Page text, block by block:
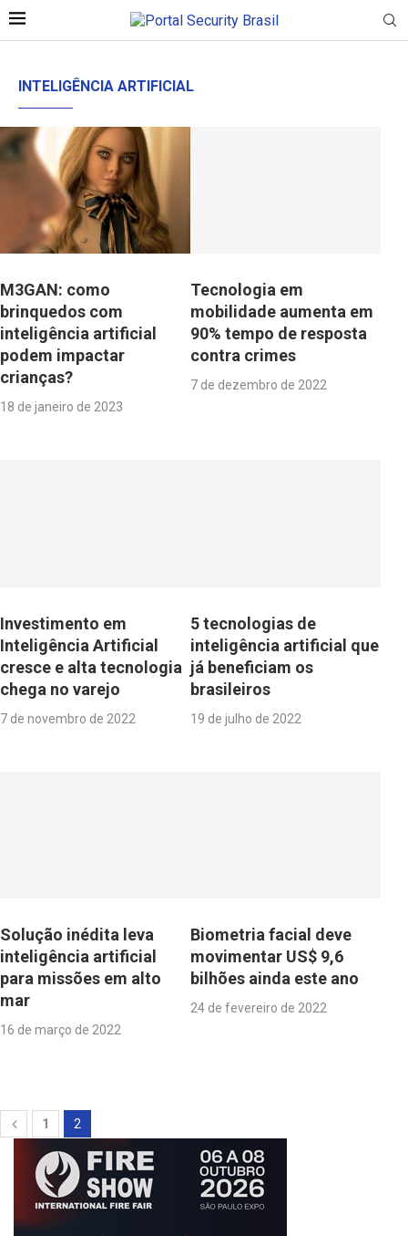
INTELIGÊNCIA ARTIFICIAL
M3GAN: como
brinquedos com
inteligência artificial
podem impactar
crianças?
18 de janeiro de 2023
Tecnologia em
mobilidade aumenta em
90% tempo de resposta
contra crimes
7 de dezembro de 2022
Investimento em
Inteligência Artificial
cresce e alta tecnologia
chega no varejo
7 de novembro de 2022
5 tecnologias de
inteligência artificial que
já beneficiam os
brasileiros
19 de julho de 2022
Solução inédita leva
inteligência artificial
para missões em alto
mar
16 de março de 2022
Biometria facial deve
movimentar US$ 9,6
bilhões ainda este ano
24 de fevereiro de 2022
1 2